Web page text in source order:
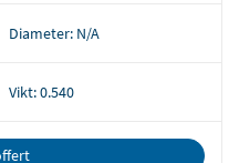
Diameter: N/A
Vikt:0.540